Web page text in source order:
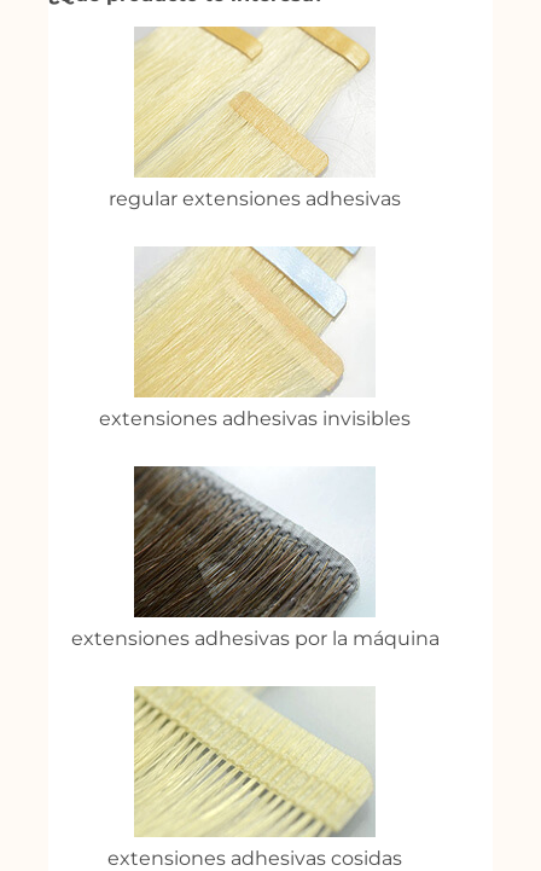
regular extensiones adhesivas
extensiones adhesivas invisibles
extensiones adhesivas por la máquina
extensiones adhesivas cosidas